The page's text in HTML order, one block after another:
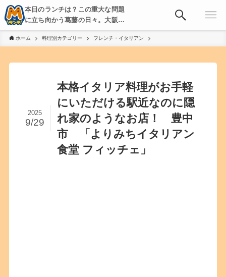
本日のランチは？この重大な問題
に立ち向かう葛藤の日々。大阪・
京都・神戸を中心とした食べ歩
き、飲み歩きを綴る。
ホーム 料理別カテゴリー フレンチ・イタリアン
本格イタリア料理がお手軽
にいただける駅近なのに隠
れ家のようなお店！ 豊中
市 「よりみちイタリアン
食堂 フィッチェ」
2025
9/29